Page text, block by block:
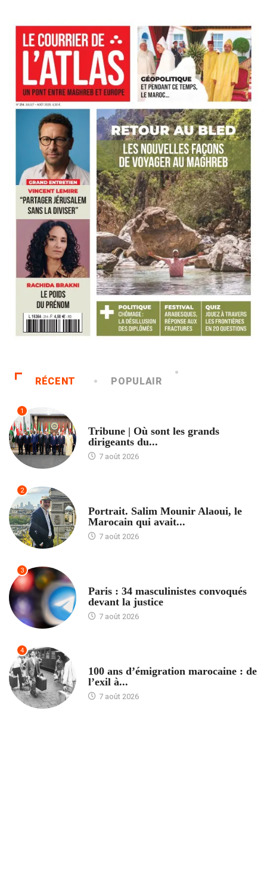
RÉCENT POPULAIR
1
Tribune | Où sont les grands
dirigeants du...
7 août 2026
2
Portrait. Salim Mounir Alaoui, le
Marocain qui avait...
7 août 2026
3
Paris : 34 masculinistes convoqués
devant la justice
7 août 2026
4
100 ans d’émigration marocaine : de
l’exil à...
7 août 2026